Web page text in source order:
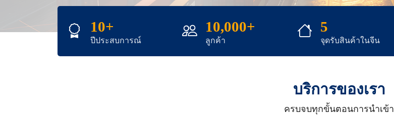
10+
ปีประสบการณ์
10,000+
ลูกค้า
5
จุดรับสินค้าในจีน
บริการของเรา
ครบจบทุกขั้นตอนการนำเข้า